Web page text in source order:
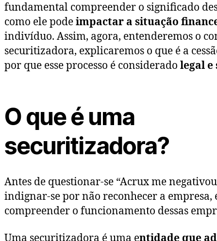
fundamental compreender o significado
como ele podeimpactar a situação
indivíduo. Assim, agora, entenderemos o
securitizadora, explicaremos o que é a
por que esse processo é considerado legal e
O que é uma
securitizadora?
Antes de questionar-se “Acrux me
indignar-se por não reconhecer a empresa,
compreender o funcionamento dessas
Uma securitizadora é uma entidade que